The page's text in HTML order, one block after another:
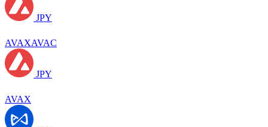
JPY
AVAXAVAC
JPY
AVAX